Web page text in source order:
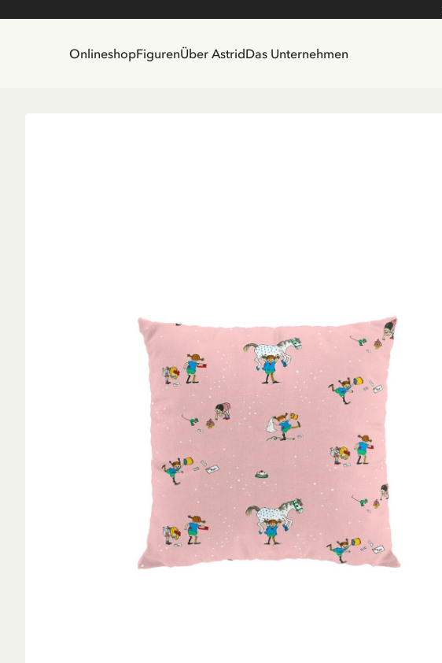
OnlineshopFigurenÜber AstridDas Unternehmen